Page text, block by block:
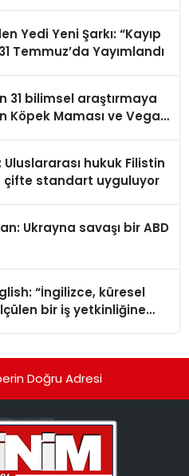
Yedi Yeni Şarkı: “Kayıp
Temmuz’da Yayımlandı
31 bilimsel araştırmaya
Köpek Maması ve Vegan
hukuk Filistin
çifte standart uyguluyor
Ukrayna savaşı bir ABD
“İngilizce, küresel
bir iş yetkinliğine
Doğru Adresi